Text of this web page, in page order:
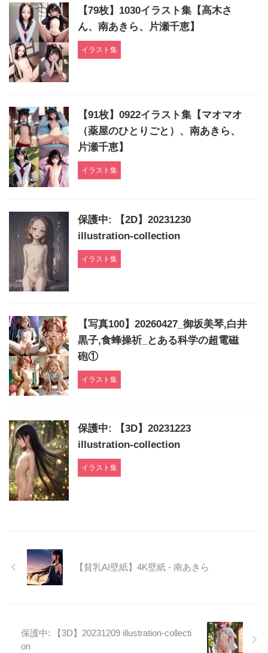
【79枚】1030イラスト集【高木さ
ん、南あきら、片瀬千恵】
イラスト集
【91枚】0922イラスト集【マオマオ
（薬屋のひとりごと）、南あきら、
片瀬千恵】
イラスト集
保護中: 【2D】20231230
illustration-collection
イラスト集
【写真100】20260427_御坂美琴,白井
黒子,食蜂操祈_とある科学の超電磁
砲①
イラスト集
保護中: 【3D】20231223
illustration-collection
イラスト集
【貧乳AI壁紙】4K壁紙 - 南あきら
保護中: 【3D】20231209 illustration-collecti
on